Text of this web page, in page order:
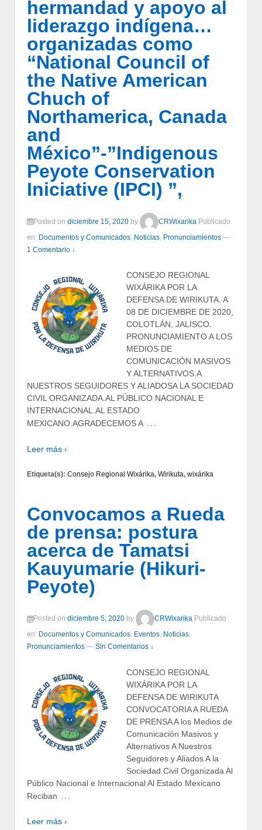
hermandad y apoyo al
liderazgo indígena…
organizadas como
“National Council of
the Native American
Chuch of
Northamerica, Canada
and
México”-”Indigenous
Peyote Conservation
Iniciative (IPCI) ”,
Posted on diciembre 15, 2020 by CRWixarika Publicado
en: Documentos y Comunicados, Noticias, Pronunciamientos —
1 Comentario ↓
CONSEJO REGIONAL
WIXÁRIKA POR LA
DEFENSA DE WIRIKUTA. A
08 DE DICIEMBRE DE 2020,
COLOTLÁN, JALISCO.
PRONUNCIAMIENTO A LOS
MEDIOS DE
COMUNICACIÓN MASIVOS
Y ALTERNATIVOS.A
NUESTROS SEGUIDORES Y ALIADOSA LA SOCIEDAD
CIVIL ORGANIZADA.AL PÚBLICO NACIONAL E
INTERNACIONAL.AL ESTADO
MEXICANO.AGRADECEMOS A …
Leer más ›
Etiqueta(s): Consejo Regional Wixárika, Wirikuta, wixárika
Convocamos a Rueda
de prensa: postura
acerca de Tamatsi
Kauyumarie (Hikuri-
Peyote)
Posted on diciembre 5, 2020 by CRWixarika Publicado
en: Documentos y Comunicados, Eventos, Noticias,
Pronunciamientos — Sin Comentarios ↓
CONSEJO REGIONAL
WIXÁRIKA POR LA
DEFENSA DE WIRIKUTA
CONVOCATORIA A RUEDA
DE PRENSA A los Medios de
Comunicación Masivos y
Alternativos A Nuestros
Seguidores y Aliados A la
Sociedad Civil Organizada Al
Público Nacional e Internacional Al Estado Mexicano
Reciban …
Leer más ›